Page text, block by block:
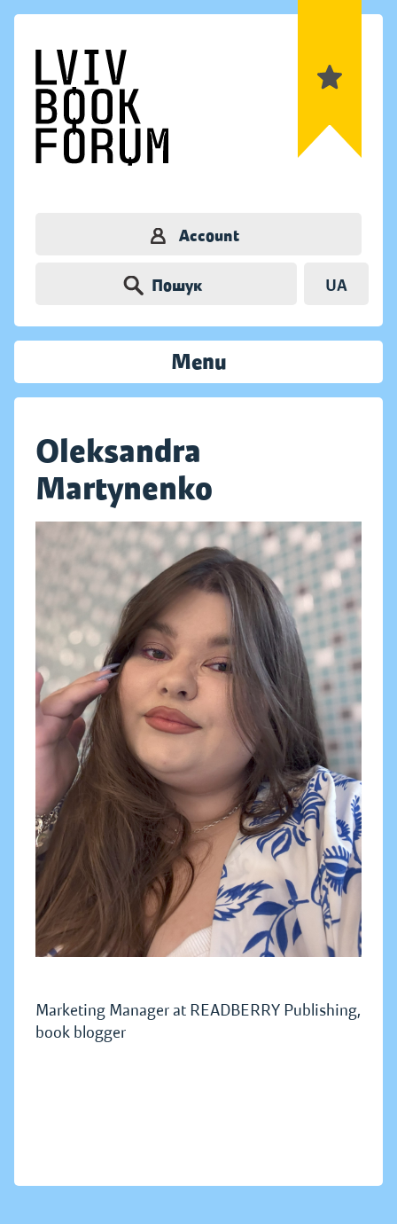
Account
Пошук UA
Menu
Oleksandra
Martynenko
Marketing Manager at READBERRY Publishing,
book blogger